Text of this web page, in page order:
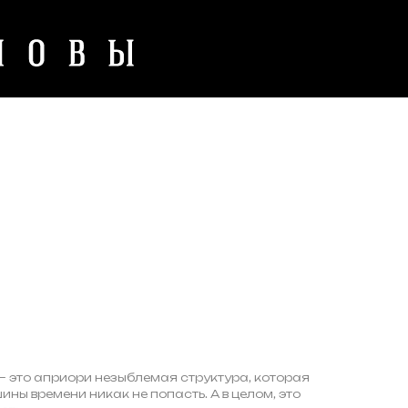
это априори незыблемая структура, которая
времени никак не попасть. А в целом, это